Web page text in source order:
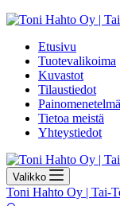
Etusivu
Tuotevalikoima
Kuvastot
Tilaustiedot
Tietoa meistä
Yhteystiedot
Valikko
Toni Hahto Oy | Tai-